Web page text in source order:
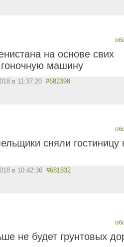
на основе свих
машину
в 11:37:20 #682398
сняли гостиницу
в 10:42:36 #681832
не будет грунтовых